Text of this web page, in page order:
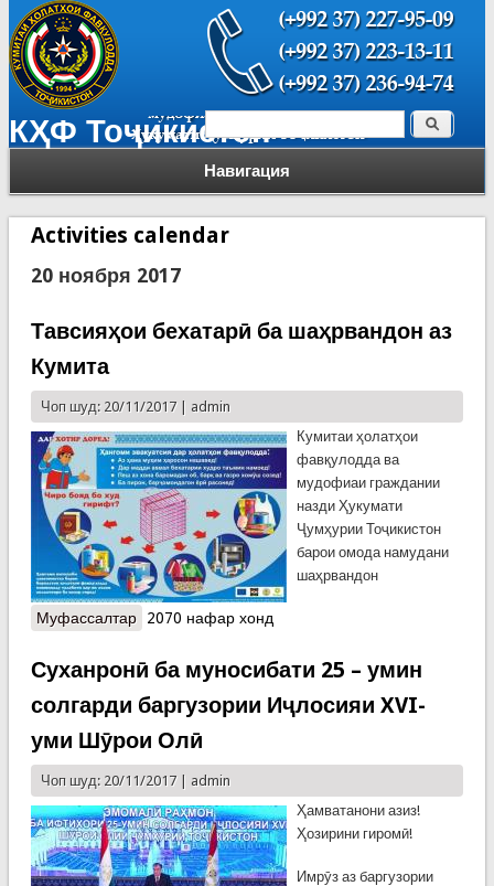
КҲФ Тоҷикистон
Навигация
Форма поиска Поиск
Activities calendar
20 ноября 2017
Тавсияҳои бехатарӣ ба шаҳрвандон аз
Кумита
Чоп шуд: 20/11/2017 | admin
Кумитаи ҳолатҳои
фавқулодда ва
мудофиаи граждании
назди Ҳукумати
Ҷумҳурии Тоҷикистон
барои омода намудани
шаҳрвандон
Муфассалтаро Тавсияҳои бехатарӣ ба шаҳрвандон аз Кумита
2070 нафар хонд
Суханронӣ ба муносибати 25 – умин
солгарди баргузории Иҷлосияи XVI-
уми Шӯрои Олӣ
Чоп шуд: 20/11/2017 | admin
Ҳамватанони азиз!
Ҳозирини гиромӣ!
Имрӯз аз баргузории